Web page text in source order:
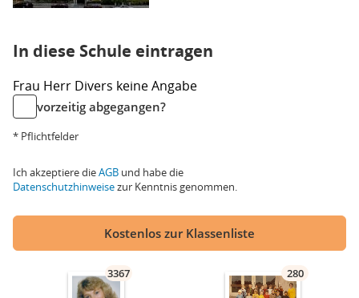
In diese Schule eintragen
Frau Herr Divers keine Angabe
vorzeitig abgegangen?
* Pflichtfelder
Ich akzeptiere dieAGB und habe die
Datenschutzhinweisezur Kenntnis genommen.
Kostenlos zur Klassenliste
3367 280